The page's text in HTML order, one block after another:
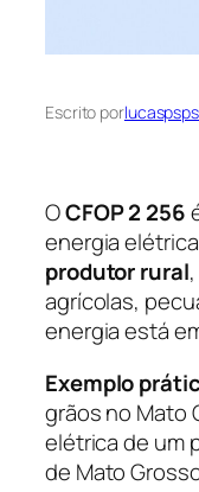
Escrito por
OCFOP 2 256
energia
produtor rural
agrícolas,
energia está
Exemplo
grãos no Mato
elétrica de um
de Mato